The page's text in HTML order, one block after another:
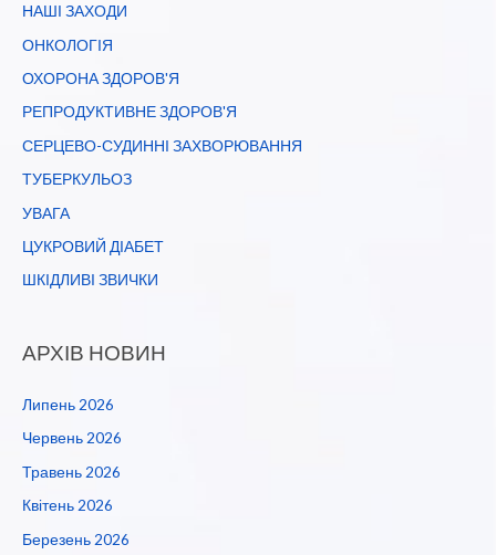
НАШІ ЗАХОДИ
ОНКОЛОГІЯ
ОХОРОНА ЗДОРОВ'Я
РЕПРОДУКТИВНЕ ЗДОРОВ'Я
СЕРЦЕВО-СУДИННІ ЗАХВОРЮВАННЯ
ТУБЕРКУЛЬОЗ
УВАГА
ЦУКРОВИЙ ДІАБЕТ
ШКІДЛИВІ ЗВИЧКИ
АРХІВ НОВИН
Липень 2026
Червень 2026
Травень 2026
Квітень 2026
Березень 2026